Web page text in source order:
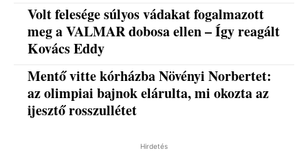
Volt felesége súlyos vádakat fogalmazott
meg a VALMAR dobosa ellen – Így reagált
Kovács Eddy
Mentő vitte kórházba Növényi Norbertet:
az olimpiai bajnok elárulta, mi okozta az
ijesztő rosszullétet
Hirdetés